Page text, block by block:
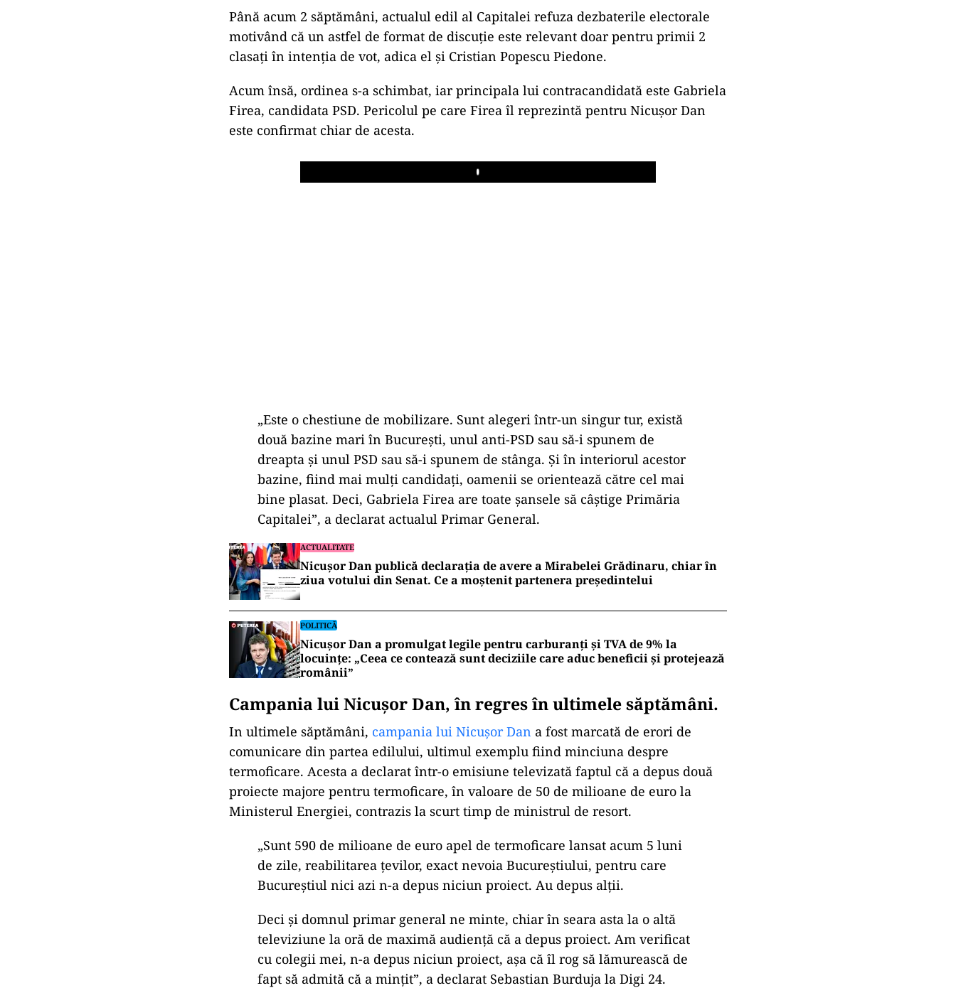
Până acum 2 săptămâni, actualul edil al Capitalei refuza dezbaterile electorale
motivând că un astfel de format de discuție este relevant doar pentru primii 2
clasați în intenția de vot, adica el și Cristian Popescu Piedone.
Acum însă, ordinea s-a schimbat, iar principala lui contracandidată este Gabriela
Firea, candidata PSD. Pericolul pe care Firea îl reprezintă pentru Nicușor Dan
este confirmat chiar de acesta.
Play
„Este o chestiune de mobilizare. Sunt alegeri într-un singur tur, există
două bazine mari în Bucureşti, unul anti-PSD sau să-i spunem de
dreapta şi unul PSD sau să-i spunem de stânga. Şi în interiorul acestor
bazine, fiind mai mulţi candidaţi, oamenii se orientează către cel mai
bine plasat. Deci, Gabriela Firea are toate şansele să câştige Primăria
Capitalei”, a declarat actualul Primar General.
ACTUALITATE
Nicușor Dan publică declarația de avere a Mirabelei Grădinaru, chiar în
ziua votului din Senat. Ce a moștenit partenera președintelui
POLITICĂ
Nicușor Dan a promulgat legile pentru carburanți și TVA de 9% la
locuințe: „Ceea ce contează sunt deciziile care aduc beneficii și protejează
românii”
Campania lui Nicușor Dan, în regres în ultimele săptămâni.
In ultimele săptămâni, campania lui Nicușor Dan a fost marcată de erori de
comunicare din partea edilului, ultimul exemplu fiind minciuna despre
termoficare. Acesta a declarat într-o emisiune televizată faptul că a depus două
proiecte majore pentru termoficare, în valoare de 50 de milioane de euro la
Ministerul Energiei, contrazis la scurt timp de ministrul de resort.
„Sunt 590 de milioane de euro apel de termoficare lansat acum 5 luni
de zile, reabilitarea țevilor, exact nevoia Bucureștiului, pentru care
Bucureștiul nici azi n-a depus niciun proiect. Au depus alții.
Deci și domnul primar general ne minte, chiar în seara asta la o altă
televiziune la oră de maximă audiență că a depus proiect. Am verificat
cu colegii mei, n-a depus niciun proiect, așa că îl rog să lămurească de
fapt să admită că a mințit”, a declarat Sebastian Burduja la Digi 24.